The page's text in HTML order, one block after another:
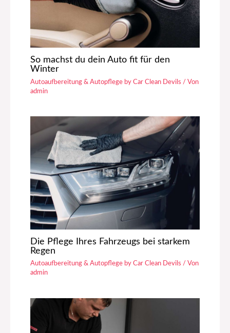
So machst du dein Auto fit für den
Winter
Autoaufbereitung & Autopflege by Car Clean Devils / Von
admin
Die Pflege Ihres Fahrzeugs bei starkem
Regen
Autoaufbereitung & Autopflege by Car Clean Devils / Von
admin